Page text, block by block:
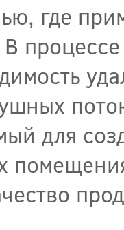
где
для